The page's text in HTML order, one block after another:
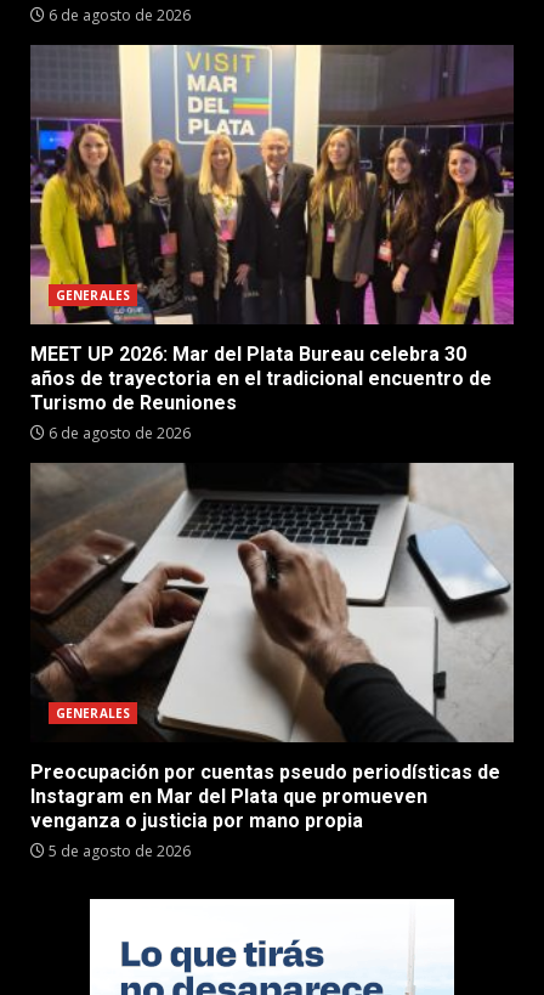
6 de agosto de 2026
GENERALES
MEET UP 2026: Mar del Plata Bureau celebra 30
años de trayectoria en el tradicional encuentro de
Turismo de Reuniones
6 de agosto de 2026
GENERALES
Preocupación por cuentas pseudo periodísticas de
Instagram en Mar del Plata que promueven
venganza o justicia por mano propia
5 de agosto de 2026